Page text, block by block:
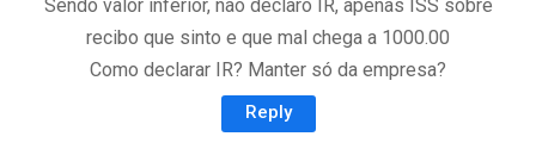
Sendo valor inferior, nao declaro IR, apenas ISS sobre
recibo que sinto e que mal chega a 1000.00
Como declarar IR? Manter só da empresa?
Reply